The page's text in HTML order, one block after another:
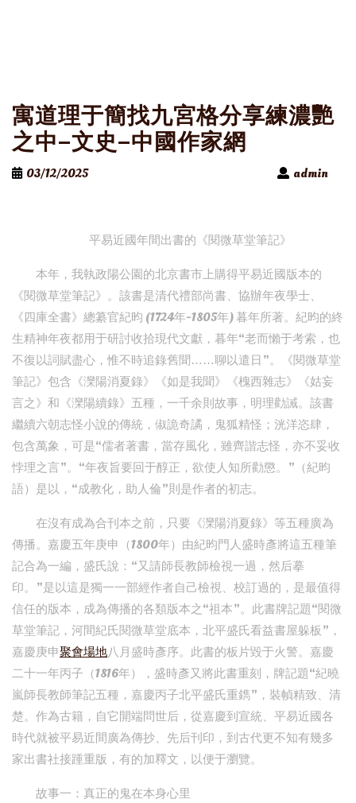
寓道理于簡找九宮格分享練濃艷
之中–文史–中國作家網
03/12/2025 admin
平易近國年間出書的《閱微草堂筆記》
本年，我執政陽公園的北京書市上購得平易近國版本的
《閱微草堂筆記》。該書是清代禮部尚書、協辦年夜學士、
《四庫全書》總纂官紀昀 (1724年-1805年) 暮年所著。紀昀的終
生精神年夜都用于研討收拾現代文獻，暮年“老而懶于考索，也
不復以詞賦盡心，惟不時追錄舊聞……聊以遣日”。《閱微草堂
筆記》包含《灤陽消夏錄》《如是我聞》《槐西雜志》《姑妄
言之》和《灤陽續錄》五種，一千余則故事，明理勸誡。該書
繼續六朝志怪小說的傳統，俶詭奇譎，鬼狐精怪；洸洋恣肆，
包含萬象，可是“儒者著書，當存風化，雖齊諧志怪，亦不妥收
悖理之言”。“年夜旨要回于醇正，欲使人知所勸懲。”（紀昀
語）是以，“成教化，助人倫”則是作者的初志。
在沒有成為合刊本之前，只要《灤陽消夏錄》等五種廣為
傳播。嘉慶五年庚申（1800年）由紀昀門人盛時彥將這五種筆
記合為一編，盛氏說：“又請師長教師檢視一過，然后摹
印。”是以這是獨一一部經作者自己檢視、校訂過的，是最值得
信任的版本，成為傳播的各類版本之“祖本”。此書牌記題“閱微
草堂筆記，河間紀氏閱微草堂底本，北平盛氏看益書屋躲板”，
嘉慶庚申聚會場地八月盛時彥序。此書的板片毀于火警。嘉慶
二十一年丙子（1816年），盛時彥又將此書重刻，牌記題“紀曉
嵐師長教師筆記五種，嘉慶丙子北平盛氏重鐫”，裝幀精致、清
楚。作為古籍，自它開端問世后，從嘉慶到宣統、平易近國各
時代就被平易近間廣為傳抄、先后刊印，到古代更不知有幾多
家出書社接踵重版，有的加釋文，以便于瀏覽。
故事一：真正的鬼在本身心里